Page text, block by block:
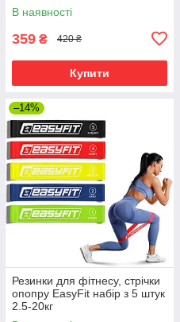
В наявності
359 ₴ 420 ₴
Купити
–14%
Резинки для фітнесу, стрічки
опопру EasyFit набір з 5 штук
2.5-20кг